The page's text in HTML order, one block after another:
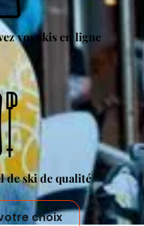
vos skis en ligne
de ski de qualité
choix